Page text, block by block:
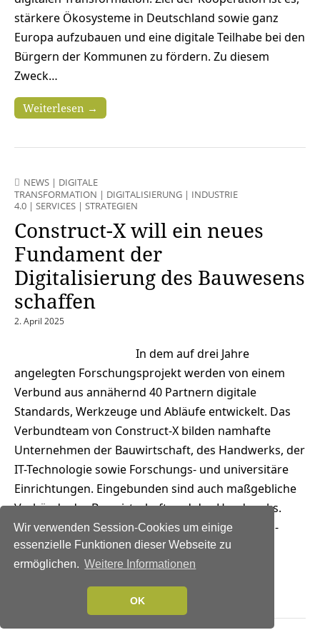
Wir verwenden Session-Cookies um einige
essenzielle Funktionen dieser Webseite zu
ermöglichen. Weitere Informationen
OK
stärkere Ökosysteme in Deutschland sowie ganz
Europa aufzubauen und eine digitale Teilhabe bei den
Bürgern der Kommunen zu fördern. Zu diesem
Zweck…
Weiterlesen →
NEWS | DIGITALE
TRANSFORMATION | DIGITALISIERUNG | INDUSTRIE
4.0 | SERVICES | STRATEGIEN
Construct-X will ein neues
Fundament der
Digitalisierung des Bauwesens
schaffen
2. April 2025
In dem auf drei Jahre
angelegten Forschungsprojekt werden von einem
Verbund aus annähernd 40 Partnern digitale
Standards, Werkzeuge und Abläufe entwickelt. Das
Verbundteam von Construct-X bilden namhafte
Unternehmen der Bauwirtschaft, des Handwerks, der
IT-Technologie sowie Forschungs- und universitäre
Einrichtungen. Eingebunden sind auch maßgebliche
Verbände der Bauwirtschaft und des Handwerks.
Construct-X entwickelt unter anderem auf Open-
Source-Prinzipien…